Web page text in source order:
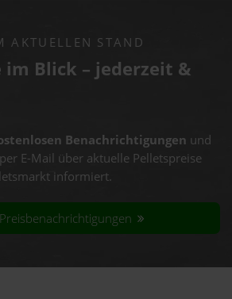
AKTUELLEN STAND
im Blick – jederzeit &
Benachrichtigungen und
E-Mail über aktuelle Pelletspreise
informiert.